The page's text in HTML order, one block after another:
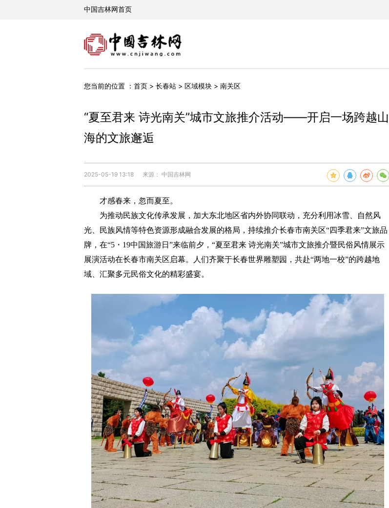
您当前的位置 ： 首页 > 长春站 > 区域模块 > 南关区
“夏至君来 诗光南关”城市文旅推介活动——开启一场跨越山
海的文旅邂逅
2025-05-19 13:18 来源： 中国吉林网
才感春来，忽而夏至。
为推动民族文化传承发展，加大东北地区省内外协同联动，充分利用冰雪、自然风
光、民族风情等特色资源形成融合发展的格局，持续推介长春市南关区“四季君来”文旅品
牌，在“5・19中国旅游日”来临前夕，“夏至君来 诗光南关”城市文旅推介暨民俗风情展示
展演活动在长春市南关区启幕。人们齐聚于长春世界雕塑园，共赴“两地一校”的跨越地
域、汇聚多元民俗文化的精彩盛宴。